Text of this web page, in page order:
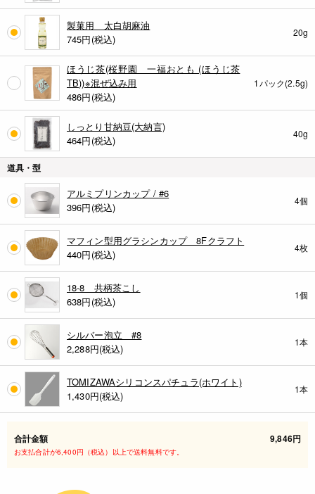
製菓用 太白胡麻油
745円(税込)
20g
ほうじ茶(桜野園 一福おとも (ほうじ茶
TB))※混ぜ込み用
486円(税込)
1パック(2.5g)
しっとり甘納豆(大納言)
464円(税込)
40g
道具・型
アルミプリンカップ / #6
396円(税込)
4個
マフィン型用グラシンカップ 8Fクラフト
440円(税込)
4枚
18-8 共柄茶こし
638円(税込)
1個
シルバー泡立 #8
2,288円(税込)
1本
TOMIZAWAシリコンスパチュラ(ホワイト)
1,430円(税込)
1本
合計金額 9,846円
お支払合計が6,400円（税込）以上で送料無料です。